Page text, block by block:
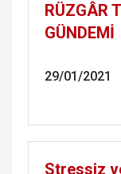
RÜZGÂR
GÜNDEMİ
29/01/2021
Stressiz